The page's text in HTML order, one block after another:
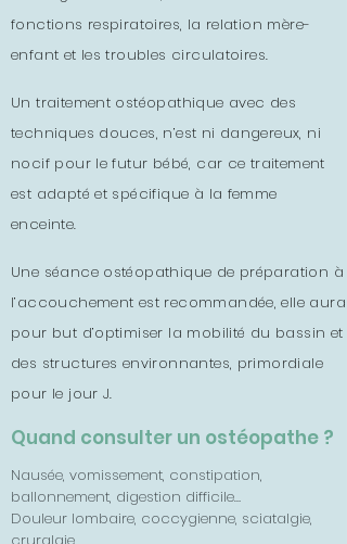
fonctions respiratoires, la relation mère-
enfant et les troubles circulatoires.
Un traitement ostéopathique avec des
techniques douces, n’est ni dangereux, ni
nocif pour le futur bébé, car ce traitement
est adapté et spécifique à la femme
enceinte.
Une séance ostéopathique de préparation à
l’accouchement est recommandée, elle aura
pour but d’optimiser la mobilité du bassin et
des structures environnantes, primordiale
pour le jour J.
Quand consulter un ostéopathe ?
Nausée, vomissement, constipation,
ballonnement, digestion difficile…
Douleur lombaire, coccygienne, sciatalgie,